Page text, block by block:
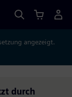
angezeigt.
durch